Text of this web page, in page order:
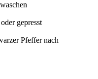
gepresst
Pfeffer nach